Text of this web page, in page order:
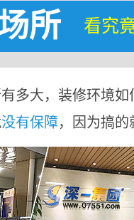
所 看究
多大，装修环境
没有保障，因为搞